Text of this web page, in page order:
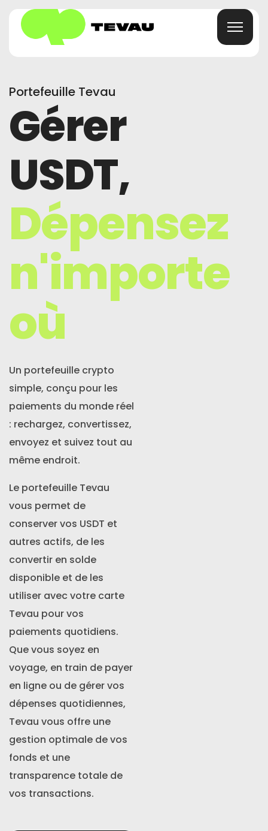
Maison
Carte
Portefeuille
Finance
À Propos
FAQ
Nouvelles
S'inscrire
Portefeuille Tevau
Gérer
USDT,
Dépensez
n'importe
où
Un portefeuille crypto
simple, conçu pour les
paiements du monde réel
: rechargez, convertissez,
envoyez et suivez tout au
même endroit.
Le portefeuille Tevau
vous permet de
conserver vos USDT et
autres actifs, de les
convertir en solde
disponible et de les
utiliser avec votre carte
Tevau pour vos
paiements quotidiens.
Que vous soyez en
voyage, en train de payer
en ligne ou de gérer vos
dépenses quotidiennes,
Tevau vous offre une
gestion optimale de vos
fonds et une
transparence totale de
vos transactions.